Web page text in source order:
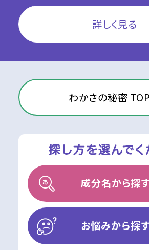
詳しく見る
わかさの秘密
成分名から探
お悩みから探